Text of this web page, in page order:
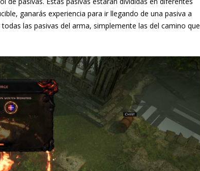
ganarás experiencia para ir llegando de una pasiva a
las pasivas del arma, simplemente las del camino que